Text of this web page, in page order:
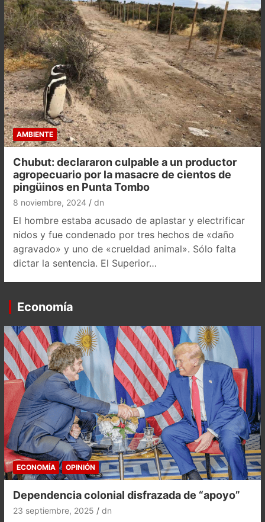
AMBIENTE
Chubut: declararon culpable a un productor
agropecuario por la masacre de cientos de
pingüinos en Punta Tombo
8 noviembre, 2024 dn
El hombre estaba acusado de aplastar y electrificar
nidos y fue condenado por tres hechos de «daño
agravado» y uno de «crueldad animal». Sólo falta
dictar la sentencia. El Superior…
Economía
ECONOMÍA OPINIÓN
Dependencia colonial disfrazada de “apoyo”
23 septiembre, 2025 dn